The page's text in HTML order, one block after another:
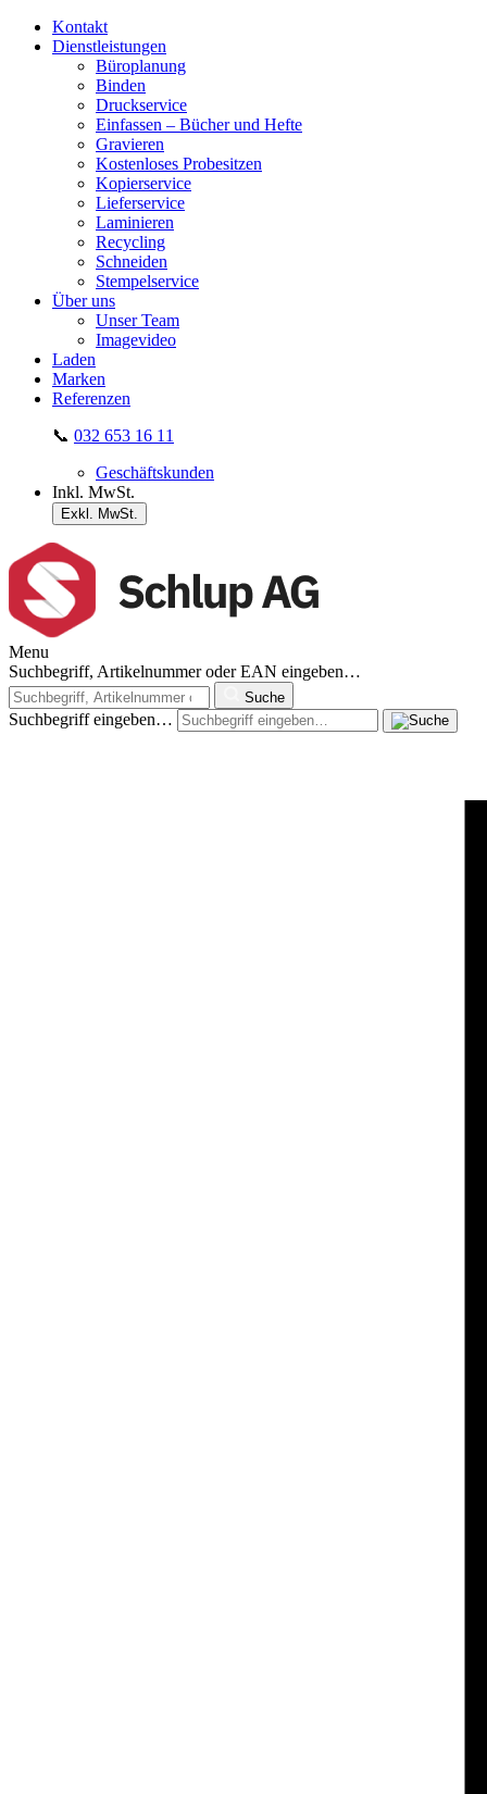
Kontakt
Dienstleistungen
Büroplanung
Binden
Druckservice
Einfassen – Bücher und Hefte
Gravieren
Kostenloses Probesitzen
Kopierservice
Lieferservice
Laminieren
Recycling
Schneiden
Stempelservice
Über uns
Unser Team
Imagevideo
Laden
Marken
Referenzen
📞 032 653 16 11
Geschäftskunden
Inkl. MwSt.
Exkl. MwSt.
Menu
Suchbegriff, Artikelnummer oder EAN eingeben…
Suche
Suchbegriff eingeben…